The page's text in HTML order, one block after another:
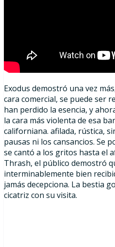
Exodus demostró una vez
cara comercial, se puede ser
han perdido la esencia, y
la cara más violenta de esa
californiana. afilada, rústica,
pausas ni los cansancios. Se
se cantó a los gritos hasta el
Thrash, el público demostró
interminablemente bien
jamás decepciona. La bestia
cicatriz con su visita.